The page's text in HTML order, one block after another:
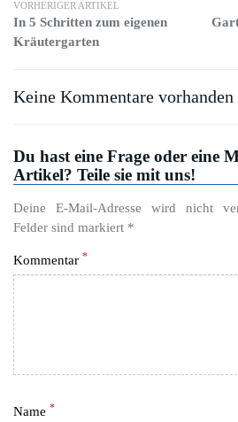
VORHERIGER ARTIKEL
In 5 Schritten zum eigenen
Kräutergarten
Keine Kommentare vorhanden
Du hast eine Frage oder eine
Artikel? Teile sie mit uns!
Deine E-Mail-Adresse wird nicht
Felder sind markiert *
Kommentar *
Name *